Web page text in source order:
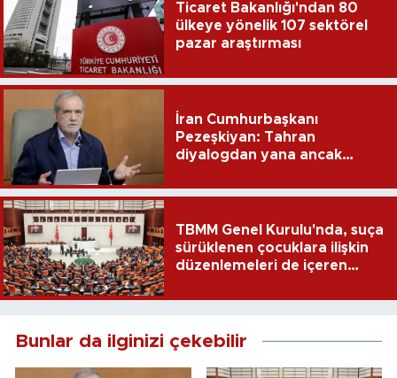
Ticaret Bakanlığı'ndan 80
ülkeye yönelik 107 sektörel
pazar araştırması
İran Cumhurbaşkanı
Pezeşkiyan: Tahran
diyalogdan yana ancak
TBMM Genel Kurulu'nda, suça
sürüklenen çocuklara ilişkin
düzenlemeleri de içeren
edildi
Bunlar da ilginizi çekebilir